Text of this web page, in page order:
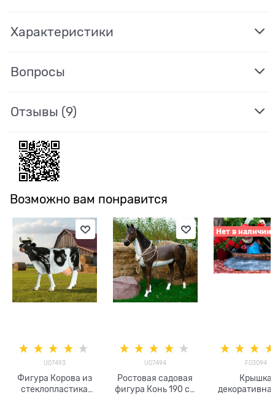
Характеристики
Вопросы
Отзывы (9)
Возможно вам понравится
U07493
Фигура Корова из
стеклопластика
U07494
Ростовая садовая
фигура Конь 190 см
Нет в наличии
F03094
Крышка